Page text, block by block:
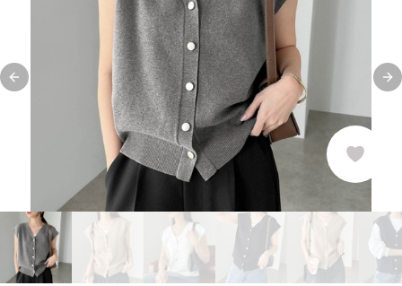
Previous slide